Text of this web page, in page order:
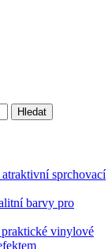
sprchovací
barvy pro
vinylové